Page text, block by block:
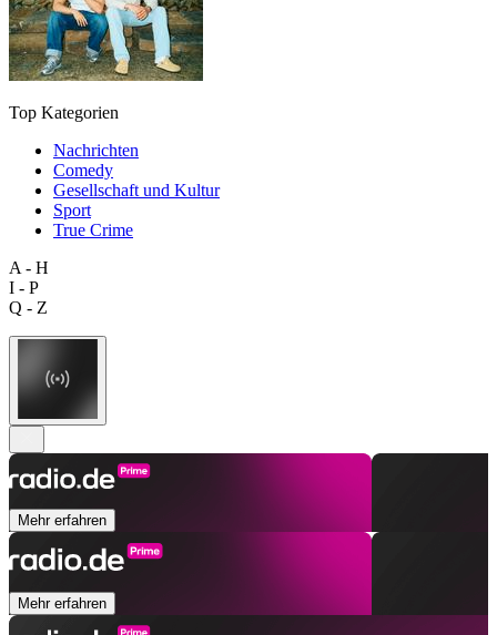
Top Kategorien
Nachrichten
Comedy
Gesellschaft und Kultur
Sport
True Crime
A - H
I - P
Q - Z
Mehr erfahren
Mehr erfahren